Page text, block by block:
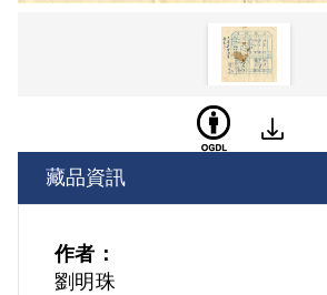
藏品資訊
作者：
劉明珠